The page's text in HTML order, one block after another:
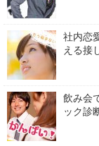
社内恋
える接
飲み会
ック診